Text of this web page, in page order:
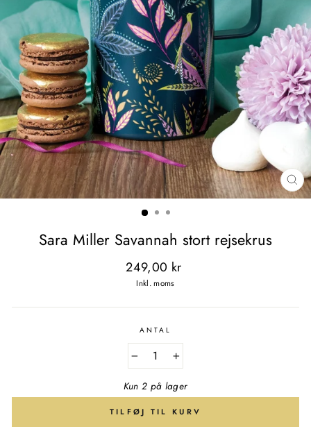
Sara Miller Savannah stort rejsekrus
Normal
pris
249,00 kr
Inkl. moms
ANTAL
+
Kun 2 på lager
TILFØJ TIL KURV